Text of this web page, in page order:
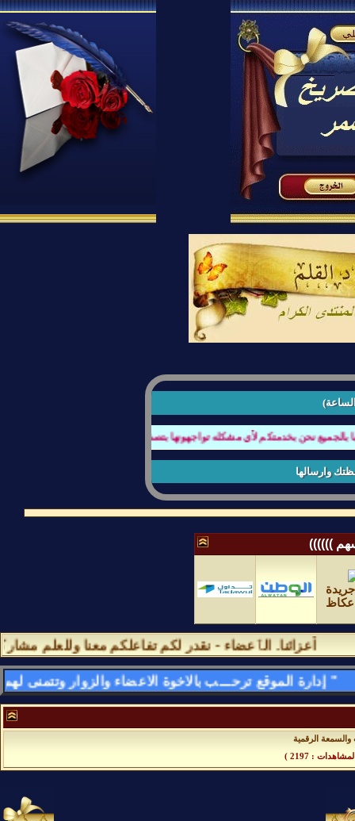
نحن بخدمتكم لأي مشكله تواجهونها بتصفح المنتدى او عند كتابة الردود أو أي
وارسالها
))))))
أعزائنا. الٱعضاء - نقدر لكم تفاعلكم معنا وللعلم
والسمعة الرقمية
: 2197 )